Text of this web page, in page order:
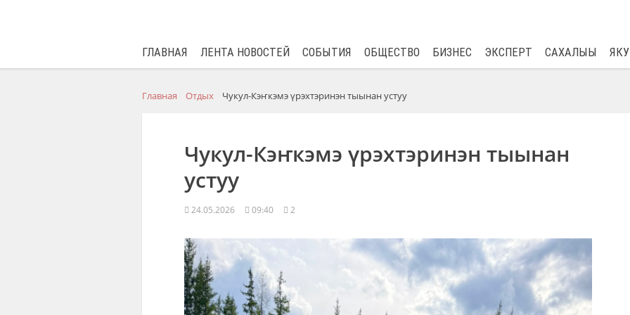
ГЛАВНАЯ ЛЕНТА НОВОСТЕЙ СОБЫТИЯ ОБЩЕСТВО БИЗНЕС ЭКСПЕРТ САХАЛЫЫ
Главная Отдых Чукул-Кэҥкэмэ үрэхтэринэн тыынан устуу
Чукул-Кэҥкэмэ үрэхтэринэн тыынан
устуу
24.05.2026 09:40 2